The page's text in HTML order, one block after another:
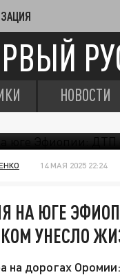
НОВОСТИ
14 МАЯ 2025 22:24
НА ЮГЕ
УНЕСЛО
на дорогах